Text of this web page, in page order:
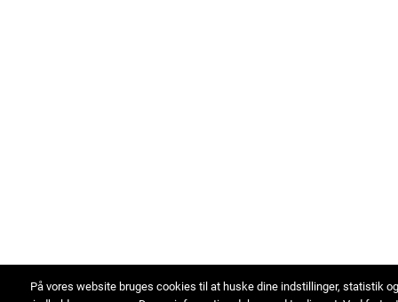
På vores website bruges cookies til at huske dine indstillinger, statistik